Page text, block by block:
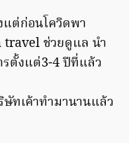
ต่ก่อนโควิดพา
ช่วยดูแล นำ
รตั้งแต่3-4 ปีที่แล้ว
ทเค้าทำมานานแล้ว